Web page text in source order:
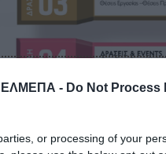
ΕΛΜΕΠΑ - Do Not Process
or processing of your